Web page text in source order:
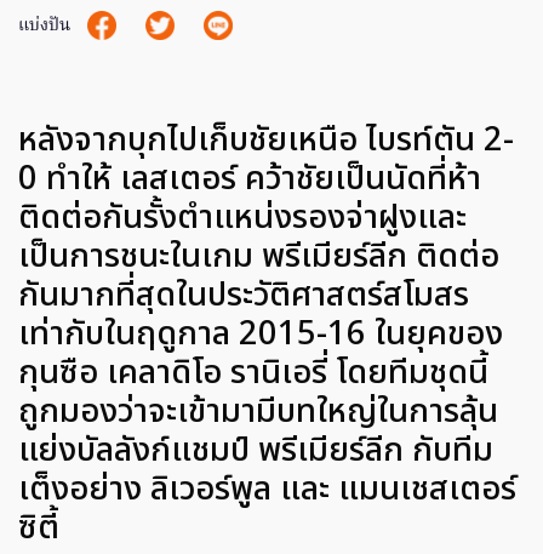
แบ่งปัน
หลังจากบุกไปเก็บชัยเหนือ ไบรท์ตัน 2-
0 ทำให้ เลสเตอร์ คว้าชัยเป็นนัดที่ห้า
ติดต่อกันรั้งตำแหน่งรองจ่าฝูงและ
เป็นการชนะในเกม พรีเมียร์ลีก ติดต่อ
กันมากที่สุดในประวัติศาสตร์สโมสร
เท่ากับในฤดูกาล 2015-16 ในยุคของ
กุนซือ เคลาดิโอ รานิเอรี่ โดยทีมชุดนี้
ถูกมองว่าจะเข้ามามีบทใหญ่ในการลุ้น
แย่งบัลลังก์แชมป์ พรีเมียร์ลีก กับทีม
เต็งอย่าง ลิเวอร์พูล และ แมนเชสเตอร์
ซิตี้